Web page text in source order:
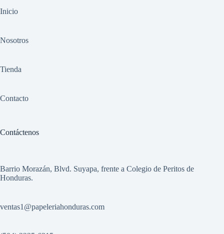
Inicio
Nosotros
Tienda
Contacto
Contáctenos
Barrio Morazán, Blvd. Suyapa, frente a Colegio de Peritos de
Honduras.
ventas1 @papeleriahonduras.com